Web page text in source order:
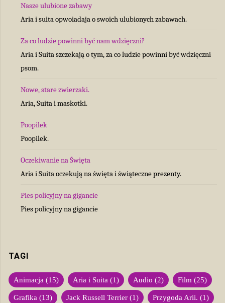
Nasze ulubione zabawy
Aria i suita opwoiadaja o swoich ulubionych zabawach.
Za co ludzie powinni być nam wdzięczni?
Aria i Suita szczekają o tym, za co ludzie powinni być wdzięczni
psom.
Nowe, stare zwierzaki.
Aria, Suita i maskotki.
Poopilek
Poopilek.
Oczekiwanie na Święta
Aria i Suita oczekują na święta i świąteczne prezenty.
Pies policyjny na gigancie
Pies policyjny na gigancie
TAGI
Animacja (15) Aria i Suita (1) Audio (2) Film (25)
Grafika (13) Jack Russell Terrier (1) Przygoda Arii. (1)